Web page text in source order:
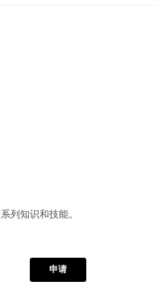
列知识和技能。
申请